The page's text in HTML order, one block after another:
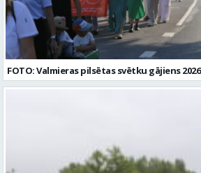
FOTO: Valmieras pilsētas svētku gājiens 2026